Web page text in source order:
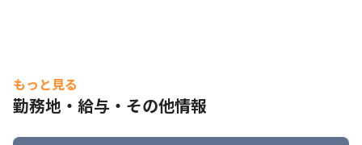
もっと見る
勤務地・給与・その他情報